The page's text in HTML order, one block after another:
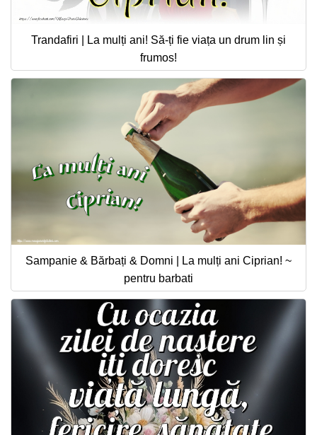
Trandafiri | La mulți ani! Să-ți fie viața un drum lin și
frumos!
Sampanie & Bărbați & Domni | La mulți ani Ciprian! ~
pentru barbati